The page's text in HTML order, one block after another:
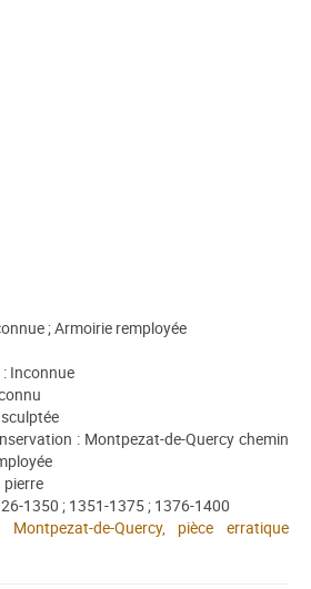
; Armoirie remployée
Inconnue
: Montpezat-de-Quercy chemin
pierre
1350 ; 1351-1375 ; 1376-1400
Montpezat-de-Quercy, pièce erratique